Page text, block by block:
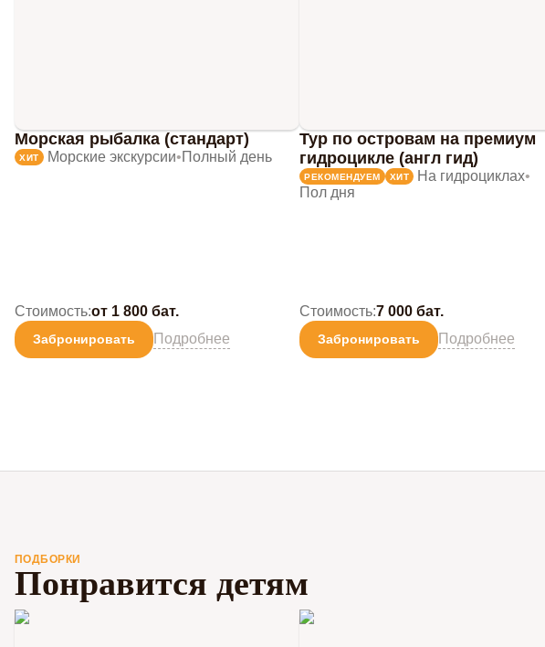
Морская рыбалка (стандарт)
ХИТ Морские экскурсии•Полный день
Стоимость:от 1 800 бат.
Забронировать Подробнее
Тур по островам на премиум
гидроцикле (англ гид)
РЕКОМЕНДУЕМ ХИТ На гидроциклах•
Пол дня
Стоимость:7 000 бат.
Забронировать Подробнее
ПОДБОРКИ
Понравится детям